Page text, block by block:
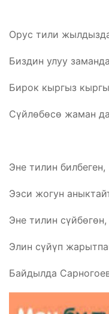
Орус тили
Биздин улуу
Бирок кыргыз
Сүйлөбөсө жаман
Эне тилин билбеген,
Ээси жогун
Эне тилин сүйбөгөн,
Элин сүйүп
Байдылда